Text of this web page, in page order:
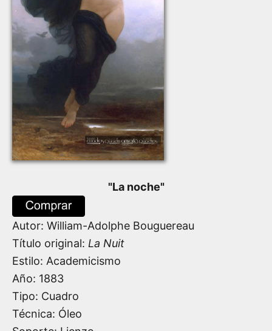
"La noche"
Autor: William-Adolphe Bouguereau
Título original: La Nuit
Estilo: Academicismo
Año: 1883
Tipo: Cuadro
Técnica: Óleo